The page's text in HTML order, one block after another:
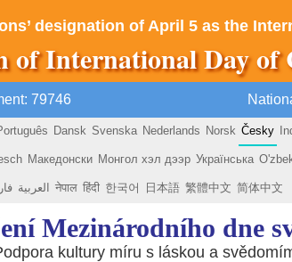
designation of April 5 as the
of International Day of
79746
Dansk Svenska Nederlands Norsk Česky
Македонски Монгол хэл дээр Українська
العربية नेपाल हिंदी 한국어 日本語 繁體中文 简体中文
Mezinárodního dne
kultury míru s láskou a